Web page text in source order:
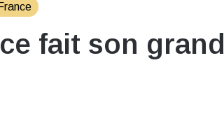
France
fait son grand